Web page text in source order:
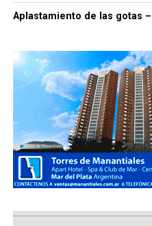
Aplastamiento de las gotas